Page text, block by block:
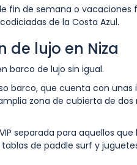
fin de semana o
de la Costa Azul.
de lujo en Niza
barco de lujo sin igual.
barco, que cuenta con
zona de cubierta de
separada para aquellos
de paddle surf y